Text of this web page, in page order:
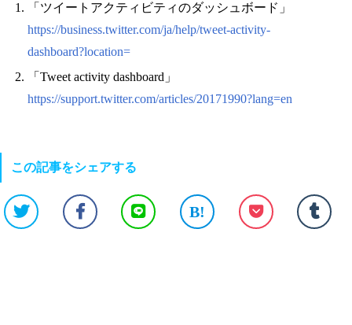
「ツイートアクティビティのダッシュボード」
https://business.twitter.com/ja/help/tweet-activity-
dashboard?location=
「Tweet activity dashboard」
https://support.twitter.com/articles/20171990?lang=en
この記事をシェアする
B!